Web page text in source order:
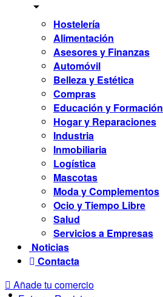
Hostelería
Alimentación
Asesores y Finanzas
Automóvil
Belleza y Estética
Compras
Educación y Formación
Hogar y Reparaciones
Industria
Inmobiliaria
Logística
Mascotas
Moda y Complementos
Ocio y Tiempo Libre
Salud
Servicios a Empresas
Noticias
Contacta
Añade tu comercio